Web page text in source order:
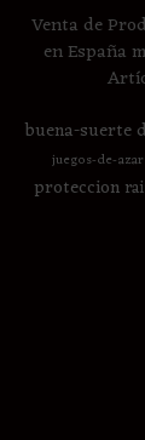
Venta de
en España
buena-suerte
juegos-de-azar
proteccion